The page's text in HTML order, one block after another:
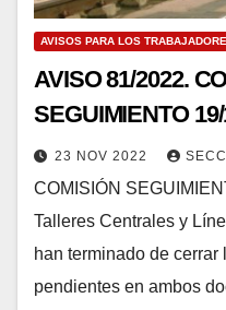
AVISOS PARA LOS
AVISO 81/2022.
SEGUIMIENTO
23 NOV 2022
COMISIÓN
Talleres Centrales y
han terminado de
pendientes en ambos